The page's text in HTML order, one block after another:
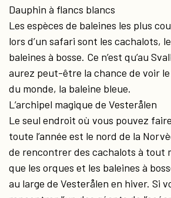
Dauphin à flancs blancs
Les espèces de baleines les plus
lors d’un safari sont les cachalots,
baleines à bosse. Ce n’est qu’au
aurez peut-être la chance de voir
du monde, la baleine bleue.
L’archipel magique de Vesterålen
Le seul endroit où vous pouvez
toute l’année est le nord de la
de rencontrer des cachalots à tout
que les orques et les baleines à
au large de Vesterålen en hiver. Si